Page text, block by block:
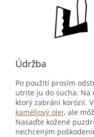
Údržba
Po použití prosím
utrite ju do sucha. Na
ktorý zabráni korózií.
kaméliový olej, ale
Nasaďte kožené
nechceným